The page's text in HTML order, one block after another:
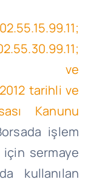
ve
tarihli ve
Kanunu
işlem
sermaye
kullanılan